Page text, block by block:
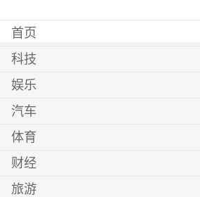
首页
科技
娱乐
汽车
体育
财经
旅游